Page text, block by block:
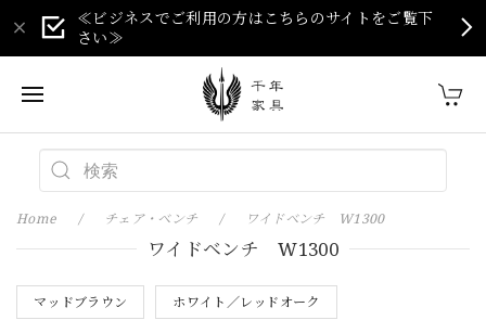
≪ビジネスでご利用の方はこちらのサイトをご覧下
さい≫
Home チェア・ベンチ ワイドベンチ W1300
ワイドベンチ W1300
マッドブラウン ホワイト／レッドオーク